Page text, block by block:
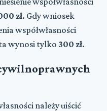
zł. Gdy wniosek
współwłasności
wynosi tylko 300 zł.
należy uiścić